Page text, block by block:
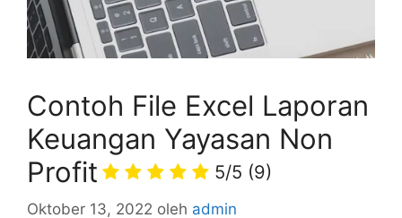
Contoh File Excel Laporan
Keuangan Yayasan Non
Profit
5/5 (9)
Oktober 13, 2022 oleh admin